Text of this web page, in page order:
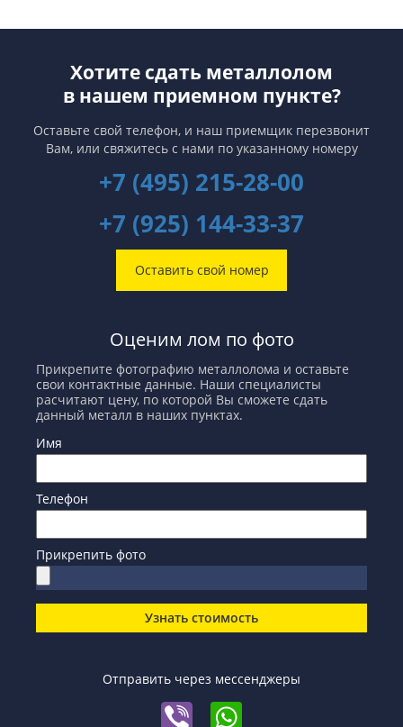
Хотите сдать металлолом
в нашем приемном пункте?
Оставьте свой телефон, и наш приемщик перезвонит
Вам, или свяжитесь с нами по указанному номеру
+7 (495) 215-28-00
+7 (925) 144-33-37
Оставить свой номер
Оценим лом по фото
Прикрепите фотографию металлолома и оставьте
свои контактные данные. Наши специалисты
расчитают цену, по которой Вы сможете сдать
данный металл в наших пунктах.
Имя
Телефон
Прикрепить фото
Узнать стоимость
Отправить через мессенджеры